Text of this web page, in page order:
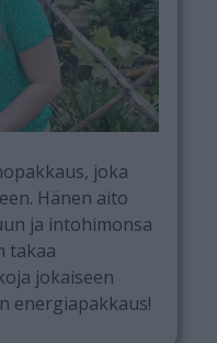
joka
Hänen aito
ja intohimonsa
takaa
jokaiseen
energiapakkaus!